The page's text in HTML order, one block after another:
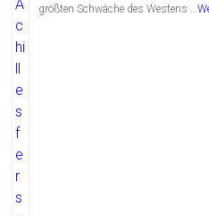
größten Schwäche des Westens …